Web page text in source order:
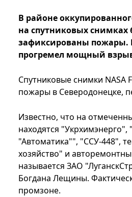
В районе
на спутниковых снимках
зафиксированы пожары.
прогремел мощный
Спутниковые снимки NASA
пожары в Северодонецке,
Известно, что на
находятся "Укрхимэнерго",
"Автоматика"", "ССУ-448",
хозяйство" и
называется ЗАО
Богдана Лещины.
промзоне.